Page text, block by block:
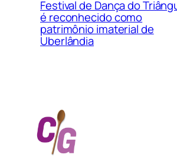
Festival de Dança do
é reconhecido como
patrimônio imaterial de
Uberlândia